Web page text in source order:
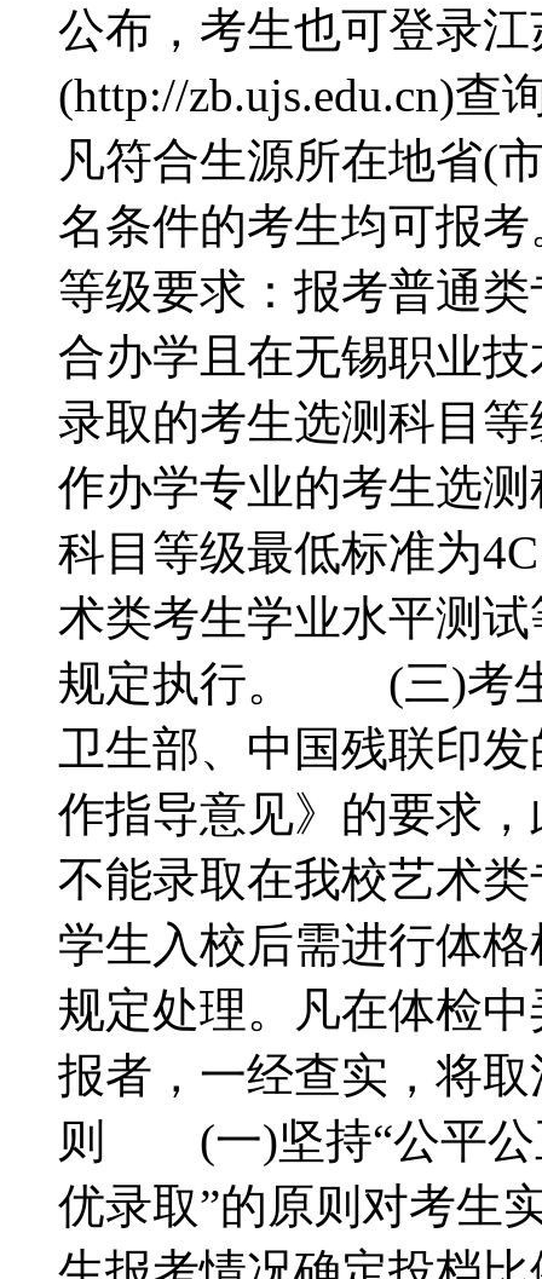
公布，考生也可登录
(http://
凡符合生源所在地省(
名条件的考生均可报
等级要求：报考普通
合办学且在无锡职业
录取的考生选测科目
作办学专业的考生选
科目等级最低标准为
术类考生学业水平测
规定执行。 (三)考生
卫生部、中国残联印
作指导意见》的要求
不能录取在我校艺术
学生入校后需进行体
规定处理。凡在体检
报者，一经查实，将
则 (一)坚持“公平公
优录取”的原则对考